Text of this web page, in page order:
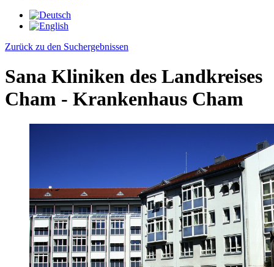
Zurück zu den Suchergebnissen
Sana Kliniken des Landkreises
Cham - Krankenhaus Cham